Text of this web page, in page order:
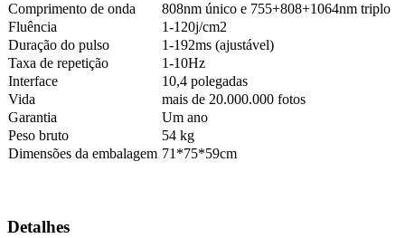
Comprimento de onda
808nm único e 755+808+1064nm triplo
Fluência
1-120j/cm2
Duração do pulso
1-192ms (ajustável)
Taxa de repetição
1-10Hz
Interface
10,4 polegadas
Vida
mais de 20.000.000 fotos
Garantia
Um ano
Peso bruto
54 kg
Dimensões da embalagem 71*75*59cm
Detalhes